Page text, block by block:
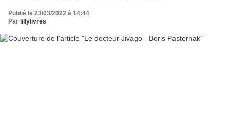
Publié le 23/03/2022 à 14:44
Par lillylivres